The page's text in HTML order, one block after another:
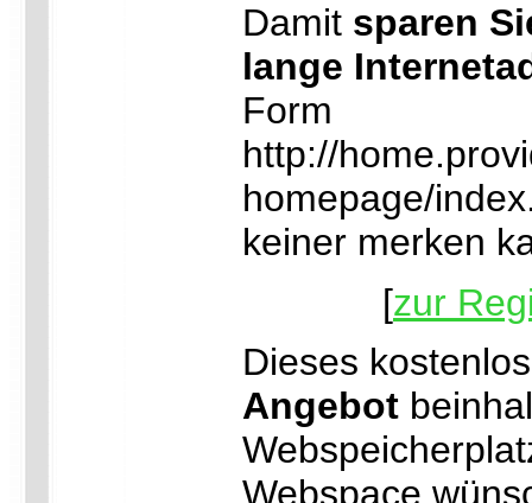
Damit sparen
lange
Form
http://
homepage/
keiner merken
[zur
Dieses
Angebot
Webspace